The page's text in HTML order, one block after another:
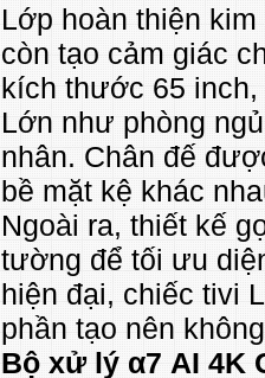
Lớp hoàn thiện
còn tạo cảm giác
kích thước 65
Lớn như phòng
nhân. Chân đế
bề mặt kệ khác
Ngoài ra, thiết kế
tường để tối ưu
hiện đại, chiếc tivi
phần tạo nên
Bộ xử lý α7 AI 4K